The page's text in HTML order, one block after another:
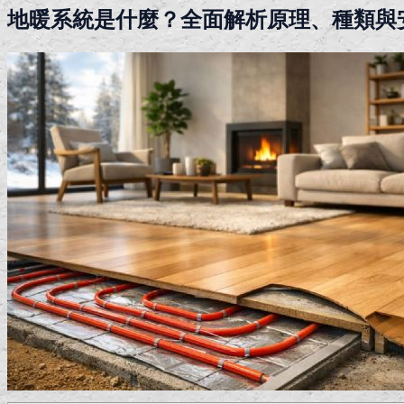
地暖系統是什麼？全面解析原理、種類與